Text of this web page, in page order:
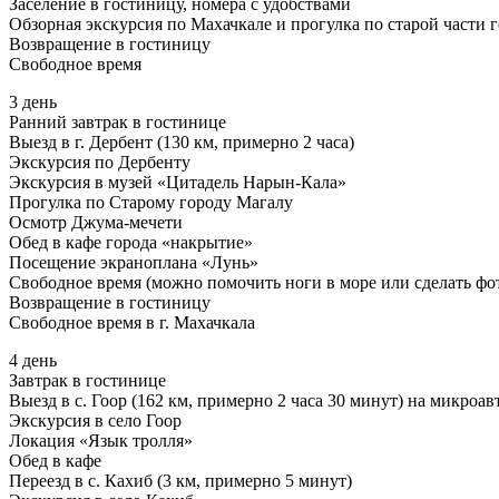
Заселение в гостиницу, номера с удобствами
Обзорная экскурсия по Махачкале и прогулка по старой части
Возвращение в гостиницу
Свободное время
3 день
Ранний завтрак в гостинице
Выезд в г. Дербент (130 км, примерно 2 часа)
Экскурсия по Дербенту
Экскурсия в музей «Цитадель Нарын-Кала»
Прогулка по Старому городу Магалу
Осмотр Джума-мечети
Обед в кафе города «накрытие»
Посещение экраноплана «Лунь»
Свободное время (можно помочить ноги в море или сделать
Возвращение в гостиницу
Свободное время в г. Махачкала
4 день
Завтрак в гостинице
Выезд в с. Гоор (162 км, примерно 2 часа 30 минут) на
Экскурсия в село Гоор
Локация «Язык тролля»
Обед в кафе
Переезд в с. Кахиб (3 км, примерно 5 минут)